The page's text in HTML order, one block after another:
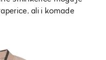
ali i komade